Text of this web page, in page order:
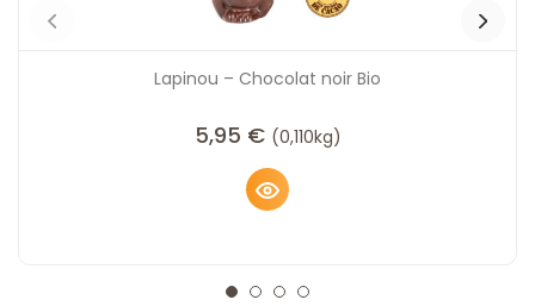
Lapinou – Chocolat noir Bio
5,95 € (0,110kg)